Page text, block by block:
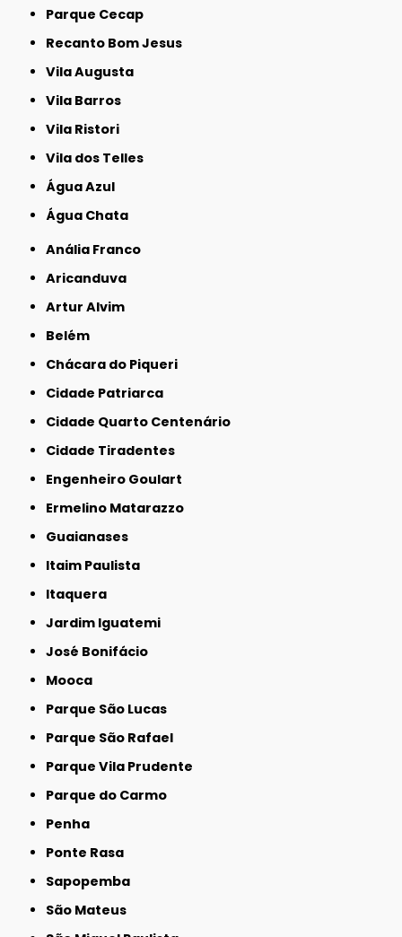
Parque Cecap
Recanto Bom Jesus
Vila Augusta
Vila Barros
Vila Ristori
Vila dos Telles
Água Azul
Água Chata
Anália Franco
Aricanduva
Artur Alvim
Belém
Chácara do Piqueri
Cidade Patriarca
Cidade Quarto Centenário
Cidade Tiradentes
Engenheiro Goulart
Ermelino Matarazzo
Guaianases
Itaim Paulista
Itaquera
Jardim Iguatemi
José Bonifácio
Mooca
Parque São Lucas
Parque São Rafael
Parque Vila Prudente
Parque do Carmo
Penha
Ponte Rasa
Sapopemba
São Mateus